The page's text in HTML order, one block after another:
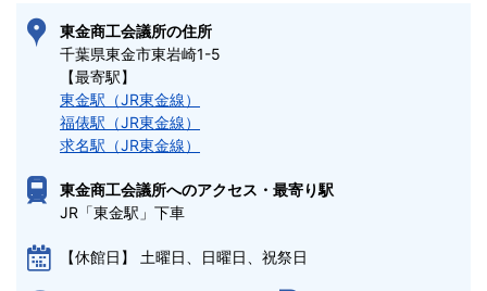
東金商工会議所の住所
千葉県東金市東岩崎1-5
【最寄駅】
東金駅（JR東金線）
福俵駅（JR東金線）
求名駅（JR東金線）
東金商工会議所へのアクセス・最寄り駅
JR「東金駅」下車
【休館日】 土曜日、日曜日、祝祭日